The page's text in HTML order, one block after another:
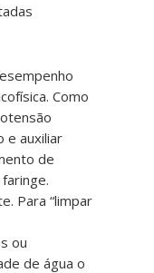
Como
e auxiliar
de
faringe.
. Para “limpar
ou
de água o